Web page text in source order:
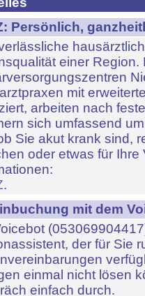
Persönlich,
einer Region.
mit
arbeiten nach
sich umfassend
Sie akut krank sind,
oder etwas für
.
mit dem
der für Sie
einmal nicht lösen
einfach durch.